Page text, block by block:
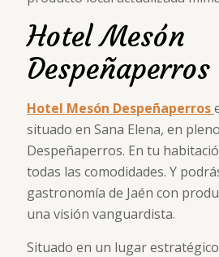
Hotel Mesón
Despeñaperros
Hotel Mesón Despeñaperros
situado en Sana Elena, en
Despeñaperros. En tu
todas las comodidades. Y
gastronomía de Jaén con
una visión vanguardista.
Situado en un lugar